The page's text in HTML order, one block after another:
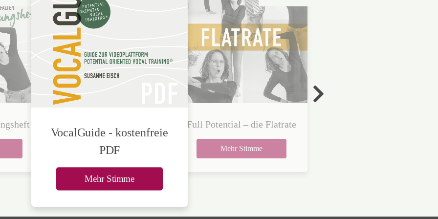
VocalGuide - kostenfreie
PDF
Mehr Stimme
Full Potential – die Flatrate
Mehr Stimme